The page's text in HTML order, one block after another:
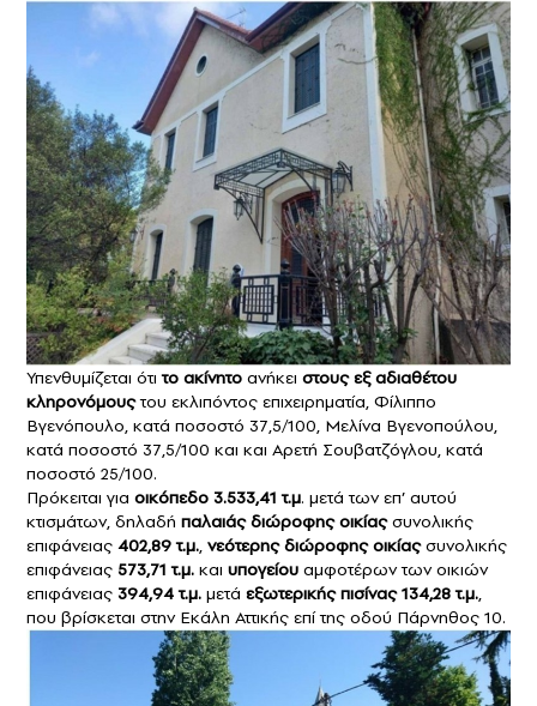
Υπενθυμίζεται ότιτο ακίνητο ανήκει στους εξ αδιαθέτου
κληρονόμουςτου εκλιπόντος επιχειρηματία, Φίλιππο
Βγενόπουλο, κατά ποσοστό 37,5/100, Μελίνα Βγενοπούλου,
κατά ποσοστό 37,5/100 και και Αρετή Σουβατζόγλου, κατά
ποσοστό 25/100.
Πρόκειται για οικόπεδο 3.533,41 τ.μ. μετά των επ’ αυτού
κτισμάτων, δηλαδή παλαιάς διώροφης οικίαςσυνολικής
επιφάνειας 402,89 τ.μ., νεότερης διώροφης οικίαςσυνολικής
επιφάνειας 573,71 τ.μ. και υπογείου αμφοτέρων των οικιών
επιφάνειας 394,94 τ.μ. μετά εξωτερικής πισίνας 134,28 τ.μ.,
που βρίσκεται στην Εκάλη Αττικής επί της οδού Πάρνηθος 10.